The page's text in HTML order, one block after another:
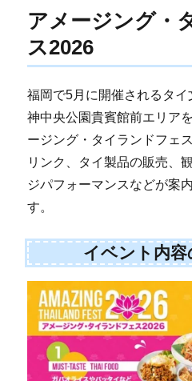
アメージング・
ス2026
福岡で5月に開催されるタ
神中央公園貴賓館前エリア
ージング・タイランドフェ
リンク、タイ製品の販売、
ジパフォーマンスなどが案
す。
イベント内容